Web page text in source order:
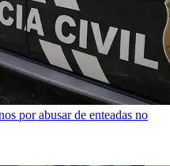
por abusar de enteadas no